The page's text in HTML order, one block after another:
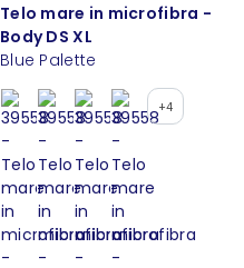
Telo mare in microfibra -
Body DS XL
Blue Palette
+4